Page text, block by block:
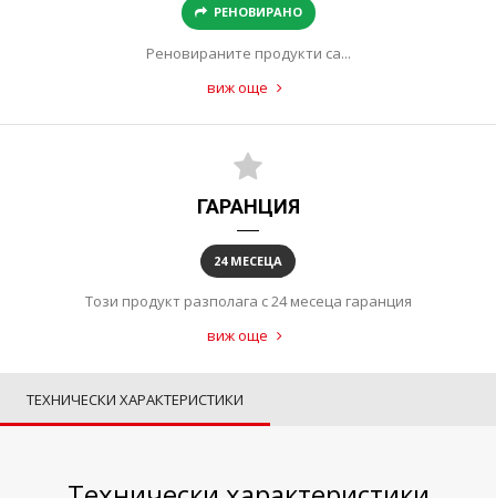
РЕНОВИРАНО
Реновираните продукти са...
виж още
ГАРАНЦИЯ
24 МЕСЕЦА
Този продукт разполага с 24 месеца гаранция
виж още
ТЕХНИЧЕСКИ ХАРАКТЕРИСТИКИ